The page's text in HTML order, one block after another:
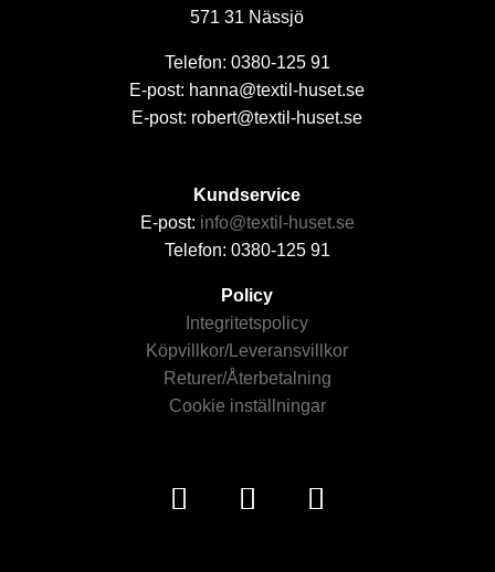
571 31 Nässjö
Telefon: 0380-125 91
E-post: hanna@textil-huset.se
E-post: robert@textil-huset.se
Kundservice
E-post: info@textil-huset.se
Telefon: 0380-125 91
Policy
Integritetspolicy
Köpvillkor/Leveransvillkor
Returer/Återbetalning
Cookie inställningar